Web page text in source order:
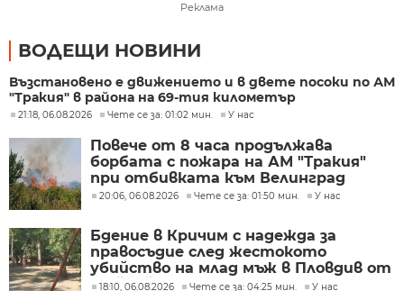
Реклама
ВОДЕЩИ НОВИНИ
Възстановено е движението и в двете посоки по АМ
"Тракия" в района на 69-тия километър
21:18, 06.08.2026 Чете се за: 01:02 мин. У нас
Повече от 8 часа продължава
борбата с пожара на АМ "Тракия"
при отбивката към Велинград
20:06, 06.08.2026 Чете се за: 01:50 мин. У нас
Бдение в Кричим с надежда за
правосъдие след жестокото
убийство на млад мъж в Пловдив от
тийнейджъри
18:10, 06.08.2026 Чете се за: 04:25 мин. У нас